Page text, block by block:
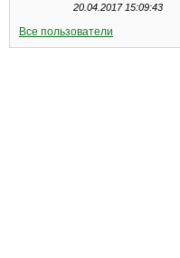
20.04.2017 15:09:43
Все пользователи